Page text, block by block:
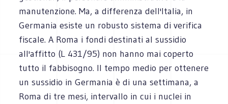
manutenzione. Ma, a differenza dell'Italia, in
Germania esiste un robusto sistema di verifica
fiscale. A Roma i fondi destinati al sussidio
all'affitto (L 431/95) non hanno mai coperto
tutto il fabbisogno. Il tempo medio per ottenere
un sussidio in Germania è di una settimana, a
Roma di tre mesi, intervallo in cui i nuclei in